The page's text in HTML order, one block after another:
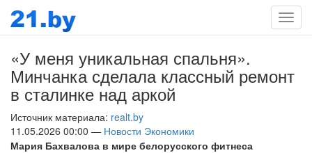
Меню
«У меня уникальная спальня».
Минчанка сделала классный ремонт
в сталинке над аркой
Источник материала: realt.by
11.05.2026 00:00 — Новости Экономики
Мария Бахвалова в мире белорусского фитнеса